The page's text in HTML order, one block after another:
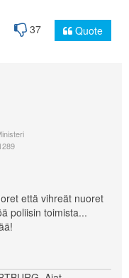
37 Quote
että vihreät nuoret
poliisin toimista...